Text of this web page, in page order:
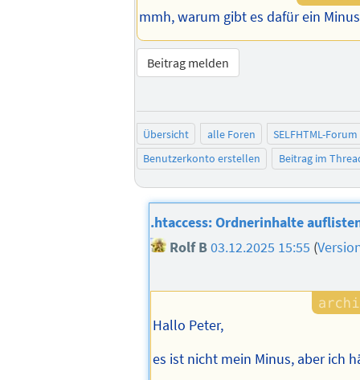
mmh, warum gibt es dafür ein
Beitrag melden
Übersicht alle Foren
SELFHTML-Forum
Benutzerkonto erstellen
Beitrag im
.htaccess: Ordnerinhalte
Rolf B 03.12.2025 15:55 (
Hallo Peter,
es ist nicht mein Minus, aber ich